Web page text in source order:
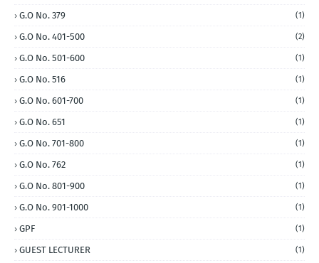
G.O No. 379 (1)
G.O No. 401-500 (2)
G.O No. 501-600 (1)
G.O No. 516 (1)
G.O No. 601-700 (1)
G.O No. 651 (1)
G.O No. 701-800 (1)
G.O No. 762 (1)
G.O No. 801-900 (1)
G.O No. 901-1000 (1)
GPF (1)
GUEST LECTURER (1)